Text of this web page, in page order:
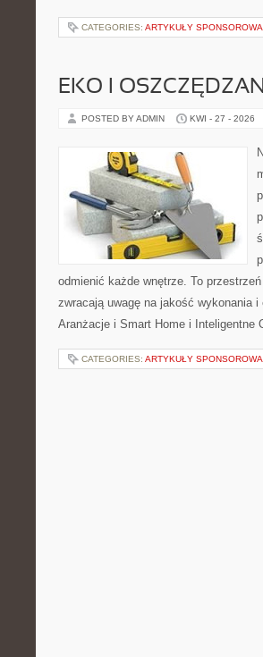
CATEGORIES: ARTYKUŁY
EKO I
POSTED BY ADMIN KWI - 27 - 2026
odmienić każde wnętrze. To
zwracają uwagę na jakość wykonania
Aranżacje i Smart Home i
CATEGORIES: ARTYKUŁY